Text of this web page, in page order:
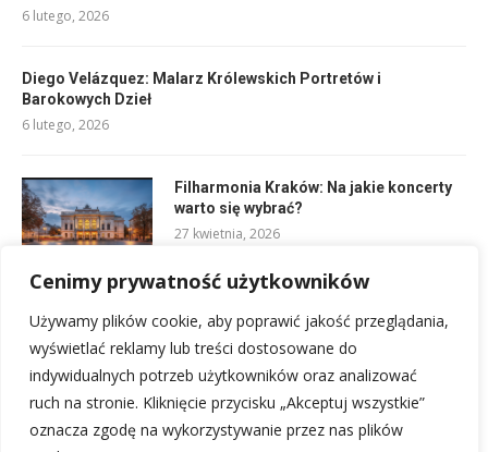
Cenimy prywatność użytkowników
Używamy plików cookie, aby poprawić jakość przeglądania,
wyświetlać reklamy lub treści dostosowane do
indywidualnych potrzeb użytkowników oraz analizować
ruch na stronie. Kliknięcie przycisku „Akceptuj wszystkie”
oznacza zgodę na wykorzystywanie przez nas plików
6 lutego, 2026
Diego Velázquez: Malarz Królewskich Portretów i
Barokowych Dzieł
6 lutego, 2026
Filharmonia Kraków: Na jakie koncerty
warto się wybrać?
27 kwietnia, 2026
Paul Cézanne: martwa natura, Gauguin i narodziny
modernizmu
6 lutego, 2026